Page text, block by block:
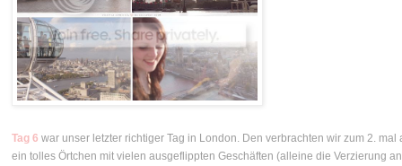
Tag 6 war unser letzter richtiger Tag in London. Den verbrachten wir zum 2. mal
ein tolles Örtchen mit vielen ausgeflippten Geschäften (alleine die Verzierung